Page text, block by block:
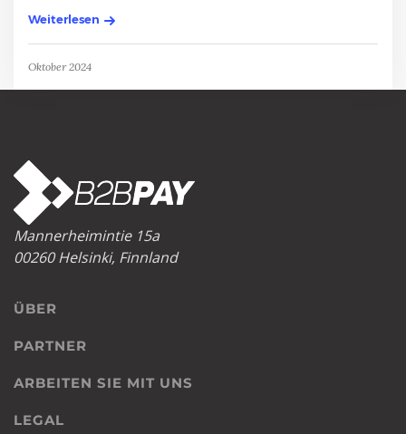
Weiterlesen
Oktober 2024
Mannerheimintie 15a
00260 Helsinki, Finnland
ÜBER
PARTNER
ARBEITEN SIE MIT UNS
LEGAL